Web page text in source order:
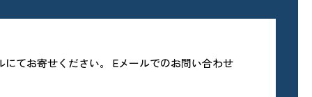
てお寄せください。 Eメールでのお問い合わせ